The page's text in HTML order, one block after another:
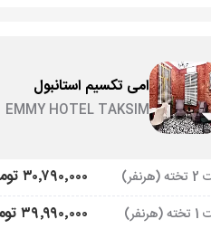
امی تکسیم استانبول
EMMY HOTEL TAKSIM
۳۰٬۷۹۰٬۰۰۰ تومان
۳۹٬۹۹۰٬۰۰۰ تومان